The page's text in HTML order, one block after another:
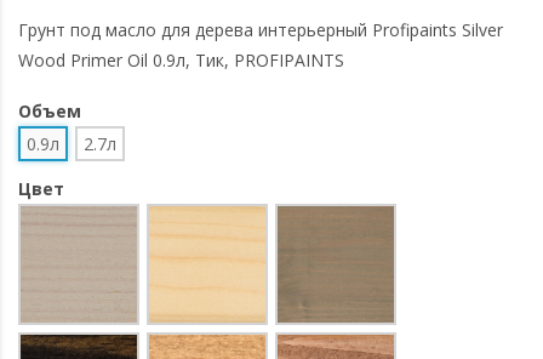
Грунт под масло для дерева интерьерный Profipaints Silver
Wood Primer Oil 0.9л, Тик, PROFIPAINTS
Объем
0.9л
2.7л
Цвет